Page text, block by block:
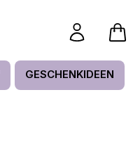
GESCHENKIDEEN